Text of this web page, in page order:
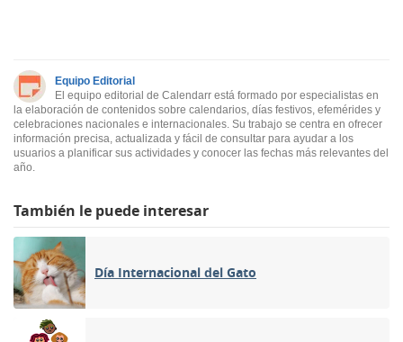
Equipo Editorial
El equipo editorial de Calendarr está formado por especialistas en
la elaboración de contenidos sobre calendarios, días festivos, efemérides y
celebraciones nacionales e internacionales. Su trabajo se centra en ofrecer
información precisa, actualizada y fácil de consultar para ayudar a los
usuarios a planificar sus actividades y conocer las fechas más relevantes del
año.
También le puede interesar
Día Internacional del Gato